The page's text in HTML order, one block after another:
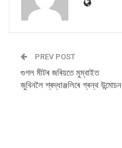
PREV POST
গুগল মীটৰ জৰিয়তে মুম্বাইত
জুবিনলৈ শ্ৰদ্ধাঞ্জলিৰে গ্ৰন্থ উন্মোচন